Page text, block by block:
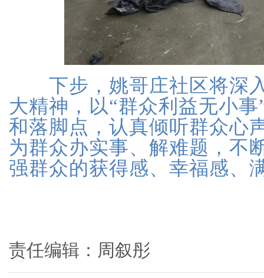
下步，姚哥庄社区将深
大精神，以“群众利益无小
和落脚点，认真倾听群众心
为群众办实事、解难题，不
强群众的获得感、幸福感、
责任编辑：周叙彤